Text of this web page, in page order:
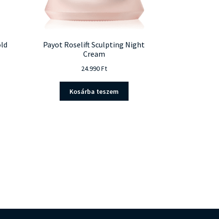
Payot Roselift Sculpting Night
Cream
24.990Ft
Kosárba teszem